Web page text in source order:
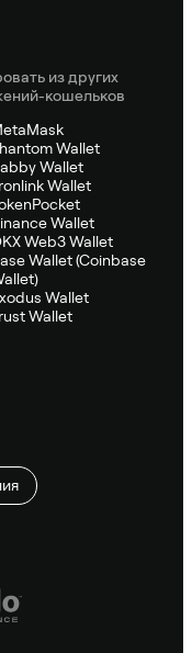
из других
кошельков
Wallet
Wallet
Wallet
Wallet
Web3 Wallet
Wallet (Coinbase
Wallet
Wallet